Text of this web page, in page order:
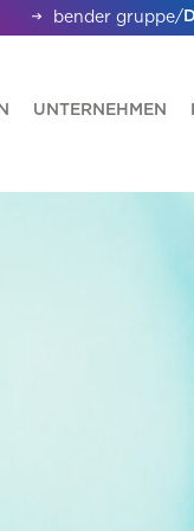
bender gruppe/
UNTERNEHMEN